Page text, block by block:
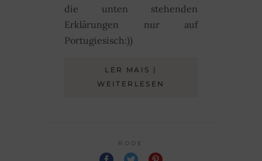
die unten stehenden
Erklärungen nur auf
Portugiesisch:))
LER MAIS |
WEITERLESEN
RODE